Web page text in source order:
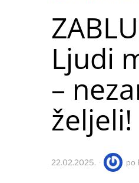
Ljudi
–
željeli!
22.02.2025. po